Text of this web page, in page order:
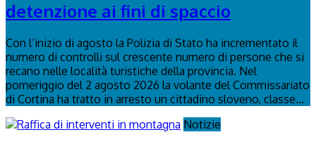
detenzione ai fini di spaccio
Con l’inizio di agosto la Polizia di Stato ha incrementato il
numero di controlli sul crescente numero di persone che si
recano nelle località turistiche della provincia. Nel
pomeriggio del 2 agosto 2026 la volante del Commissariato
di Cortina ha tratto in arresto un cittadino sloveno, classe...
Notizie